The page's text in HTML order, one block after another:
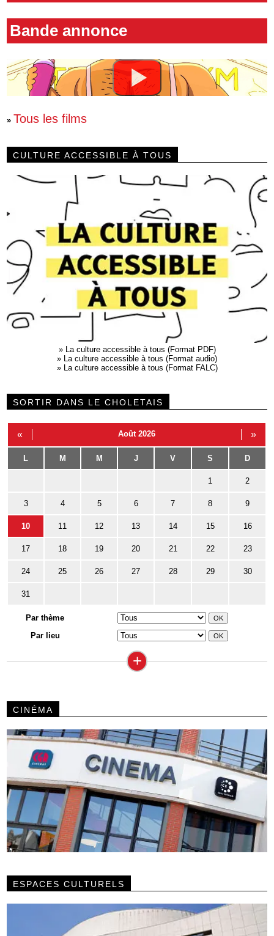
Bande annonce
» Tous les films
CULTURE ACCESSIBLE À TOUS
» La culture accessible à tous (Format PDF)
» La culture accessible à tous (Format audio)
» La culture accessible à tous (Format FALC)
SORTIR DANS LE CHOLETAIS
« Août 2026 »
L M M J V S D
1 2
3 4 5 6 7 8 9
10 11 12 13 14 15 16
17 18 19 20 21 22 23
24 25 26 27 28 29 30
31
Par thème
Par lieu
+
CINÉMA
ESPACES CULTURELS